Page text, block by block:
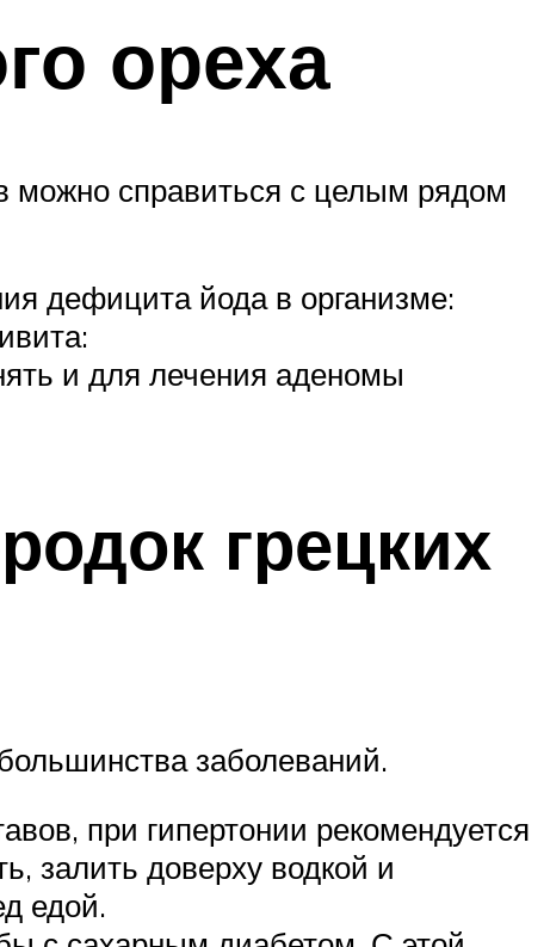
ореха
можно справиться с целым рядом
дефицита йода в организме:
и для лечения аденомы
грецких
заболеваний.
при гипертонии рекомендуется
залить доверху водкой и
едой.